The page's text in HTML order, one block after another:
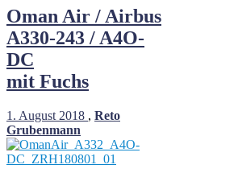
Oman Air / Airbus
A330-243 / A4O-
DC
mit Fuchs
1. August 2018 , Reto
Grubenmann